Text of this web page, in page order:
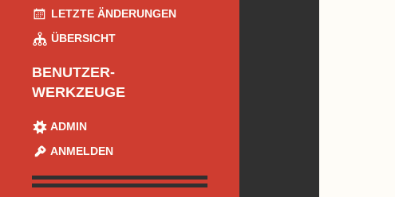
LETZTE ÄNDERUNGEN
ÜBERSICHT
BENUTZER-
WERKZEUGE
ADMIN
ANMELDEN